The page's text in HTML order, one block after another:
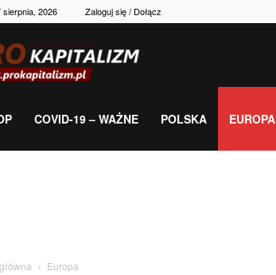
sierpnia, 2026 Zaloguj się / Dołącz
gospodarka,
COVID-19 – WAŻNE POLSKA EUROPA
Europa